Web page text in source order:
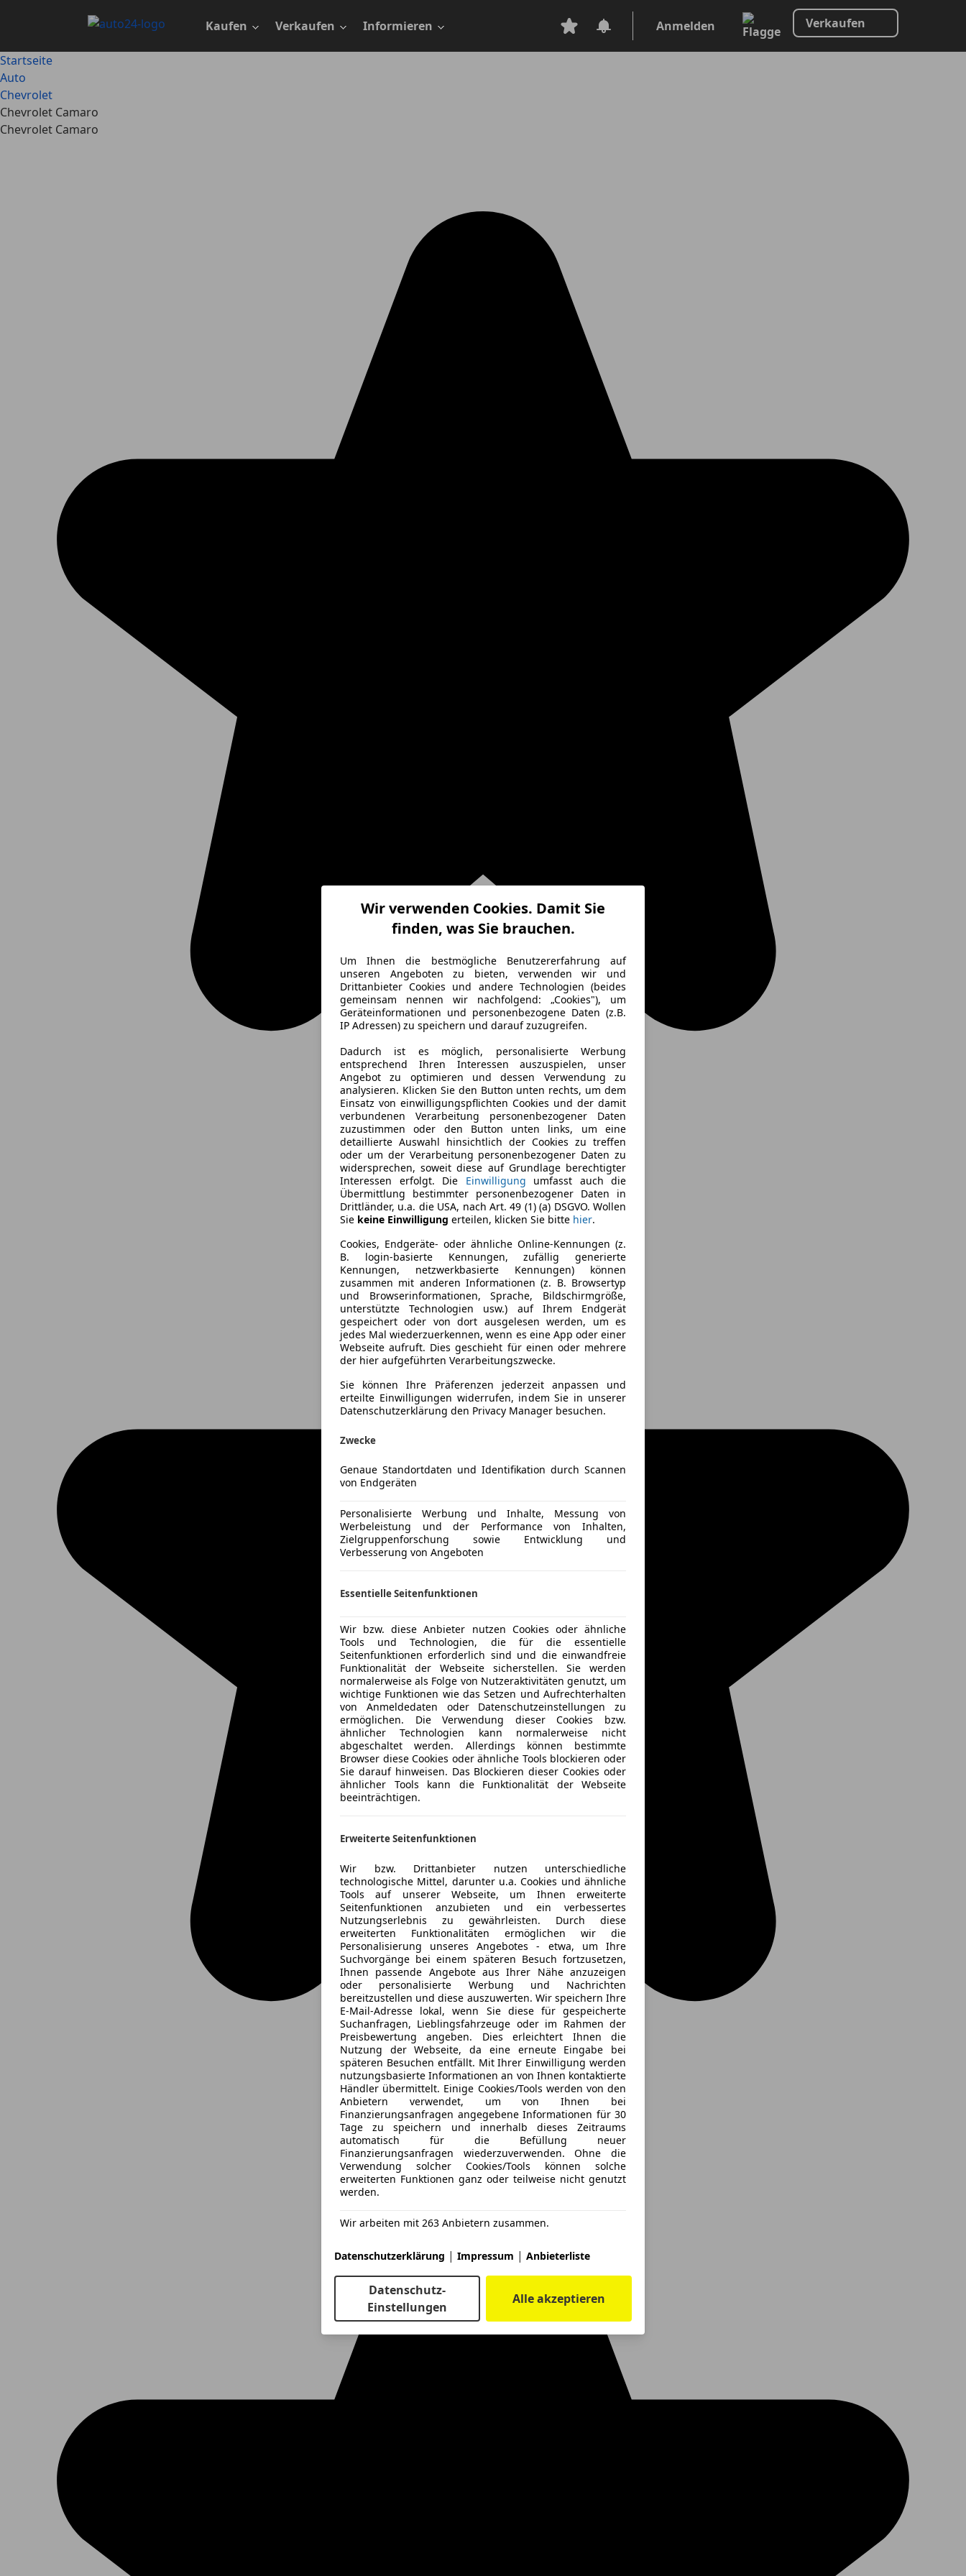
Kaufen Verkaufen Informieren Anmelden Verkaufen
Startseite
Auto
Chevrolet
Chevrolet Camaro
Chevrolet Camaro
Wir verwenden Cookies. Damit Sie
finden, was Sie brauchen.
Um Ihnen die bestmögliche Benutzererfahrung auf
unseren Angeboten zu bieten, verwenden wir und
Drittanbieter Cookies und andere Technologien (beides
gemeinsam nennen wir nachfolgend: „Cookies"), um
Geräteinformationen und personenbezogene Daten (z.B.
IP Adressen) zu speichern und darauf zuzugreifen.
Dadurch ist es möglich, personalisierte Werbung
entsprechend Ihren Interessen auszuspielen, unser
Angebot zu optimieren und dessen Verwendung zu
analysieren. Klicken Sie den Button unten rechts, um dem
Einsatz von einwilligungspflichten Cookies und der damit
verbundenen Verarbeitung personenbezogener Daten
zuzustimmen oder den Button unten links, um eine
detaillierte Auswahl hinsichtlich der Cookies zu treffen
oder um der Verarbeitung personenbezogener Daten zu
widersprechen, soweit diese auf Grundlage berechtigter
Interessen erfolgt. Die Einwilligung umfasst auch die
Übermittlung bestimmter personenbezogener Daten in
Drittländer, u.a. die USA, nach Art. 49 (1) (a) DSGVO. Wollen
Sie keine Einwilligung erteilen, klicken Sie bitte hier.
Cookies, Endgeräte- oder ähnliche Online-Kennungen (z.
B. login-basierte Kennungen, zufällig generierte
Kennungen, netzwerkbasierte Kennungen) können
zusammen mit anderen Informationen (z. B. Browsertyp
und Browserinformationen, Sprache, Bildschirmgröße,
unterstützte Technologien usw.) auf Ihrem Endgerät
gespeichert oder von dort ausgelesen werden, um es
jedes Mal wiederzuerkennen, wenn es eine App oder einer
Webseite aufruft. Dies geschieht für einen oder mehrere
der hier aufgeführten Verarbeitungszwecke.
Sie können Ihre Präferenzen jederzeit anpassen und
erteilte Einwilligungen widerrufen, indem Sie in unserer
Datenschutzerklärung den Privacy Manager besuchen.
Zwecke
Genaue Standortdaten und Identifikation durch Scannen
von Endgeräten
Personalisierte Werbung und Inhalte, Messung von
Werbeleistung und der Performance von Inhalten,
Zielgruppenforschung sowie Entwicklung und
Verbesserung von Angeboten
Essentielle Seitenfunktionen
Wir bzw. diese Anbieter nutzen Cookies oder ähnliche
Tools und Technologien, die für die essentielle
Seitenfunktionen erforderlich sind und die einwandfreie
Funktionalität der Webseite sicherstellen. Sie werden
normalerweise als Folge von Nutzeraktivitäten genutzt, um
wichtige Funktionen wie das Setzen und Aufrechterhalten
von Anmeldedaten oder Datenschutzeinstellungen zu
ermöglichen. Die Verwendung dieser Cookies bzw.
ähnlicher Technologien kann normalerweise nicht
abgeschaltet werden. Allerdings können bestimmte
Browser diese Cookies oder ähnliche Tools blockieren oder
Sie darauf hinweisen. Das Blockieren dieser Cookies oder
ähnlicher Tools kann die Funktionalität der Webseite
beeinträchtigen.
Erweiterte Seitenfunktionen
Wir bzw. Drittanbieter nutzen unterschiedliche
technologische Mittel, darunter u.a. Cookies und ähnliche
Tools auf unserer Webseite, um Ihnen erweiterte
Seitenfunktionen anzubieten und ein verbessertes
Nutzungserlebnis zu gewährleisten. Durch diese
erweiterten Funktionalitäten ermöglichen wir die
Personalisierung unseres Angebotes - etwa, um Ihre
Suchvorgänge bei einem späteren Besuch fortzusetzen,
Ihnen passende Angebote aus Ihrer Nähe anzuzeigen
oder personalisierte Werbung und Nachrichten
bereitzustellen und diese auszuwerten. Wir speichern Ihre
E-Mail-Adresse lokal, wenn Sie diese für gespeicherte
Suchanfragen, Lieblingsfahrzeuge oder im Rahmen der
Preisbewertung angeben. Dies erleichtert Ihnen die
Nutzung der Webseite, da eine erneute Eingabe bei
späteren Besuchen entfällt. Mit Ihrer Einwilligung werden
nutzungsbasierte Informationen an von Ihnen kontaktierte
Händler übermittelt. Einige Cookies/Tools werden von den
Anbietern verwendet, um von Ihnen bei
Finanzierungsanfragen angegebene Informationen für 30
Tage zu speichern und innerhalb dieses Zeitraums
automatisch für die Befüllung neuer
Finanzierungsanfragen wiederzuverwenden. Ohne die
Verwendung solcher Cookies/Tools können solche
erweiterten Funktionen ganz oder teilweise nicht genutzt
werden.
Wir arbeiten mit 263 Anbietern zusammen.
Datenschutzerklärung | Impressum | Anbieterliste
Datenschutz-
Einstellungen
Alle akzeptieren